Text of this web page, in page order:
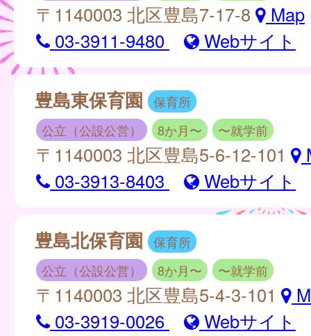
〒1140003 北区豊島7-17-8
Map
03-3911-9480
Webサイト
豊島東保育園
保育所
公立（公設公営）
8か月〜 〜就学前
〒1140003 北区豊島5-6-12-101
03-3913-8403
Webサイト
豊島北保育園
保育所
公立（公設公営）
8か月〜 〜就学前
〒1140003 北区豊島5-4-3-101
03-3919-0026
Webサイト